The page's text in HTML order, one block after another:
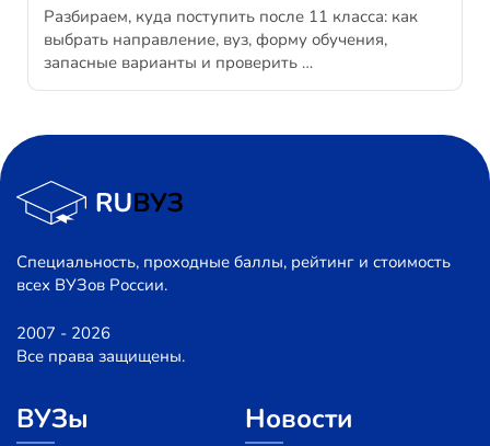
Разбираем, куда поступить после 11 класса: как
выбрать направление, вуз, форму обучения,
запасные варианты и проверить …
Специальность, проходные баллы, рейтинг и стоимость
всех ВУЗов России.
2007 - 2026
Все права защищены.
ВУЗы Новости